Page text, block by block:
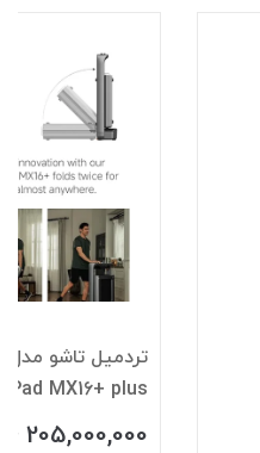
MX16+ plus
205,000,000